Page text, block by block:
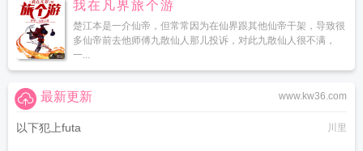
我在凡界旅个游
楚江本是一介仙帝，但常常因为在仙界跟其他仙帝干架，导致很
多仙帝前去他师傅九散仙人那儿投诉，对此九散仙人很不满，
一...
www.kw36.com
最新更新
以下犯上futa 川里